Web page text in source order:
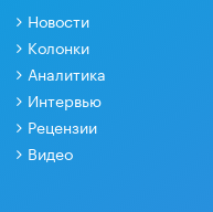
Новости
Колонки
Аналитика
Интервью
Рецензии
Видео